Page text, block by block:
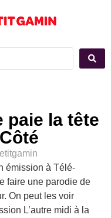
paie la tête
émission à Télé-
faire une parodie de
On peut les voir
L’autre midi à la